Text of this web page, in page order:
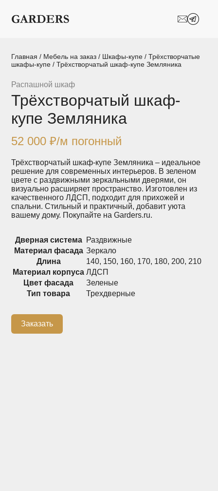
Шкафы-купе
Межкомнатные
Мебель в детскую Мебель в ванную
Модульные
хранения
Популярные категории
Прихожие
Стеллажи Тумбы
Шкафы по
назначению
Гардеробные
Распашные шкафы
+7 (926) 192-03-75
О нас
Главная / Мебель на заказ / Шкафы-купе /Трёхстворчатые
шкафы-купе / Трёхстворчатый шкаф-купе Земляника
Распашной шкаф
Трёхстворчатый шкаф-
купе Земляника
52 000₽/м погонный
Трёхстворчатый шкаф-купе Земляника – идеальное
решение для современных интерьеров. В зеленом
цвете с раздвижными зеркальными дверями, он
визуально расширяет пространство. Изготовлен из
качественного ЛДСП, подходит для прихожей и
спальни. Стильный и практичный, добавит уюта
вашему дому. Покупайте на Garders.ru.
Дверная система Раздвижные
Материал фасада Зеркало
Длина
140, 150, 160, 170, 180, 200, 210
Материал корпуса ЛДСП
Цвет фасада
Зеленые
Тип товара
Трехдверные
Заказать